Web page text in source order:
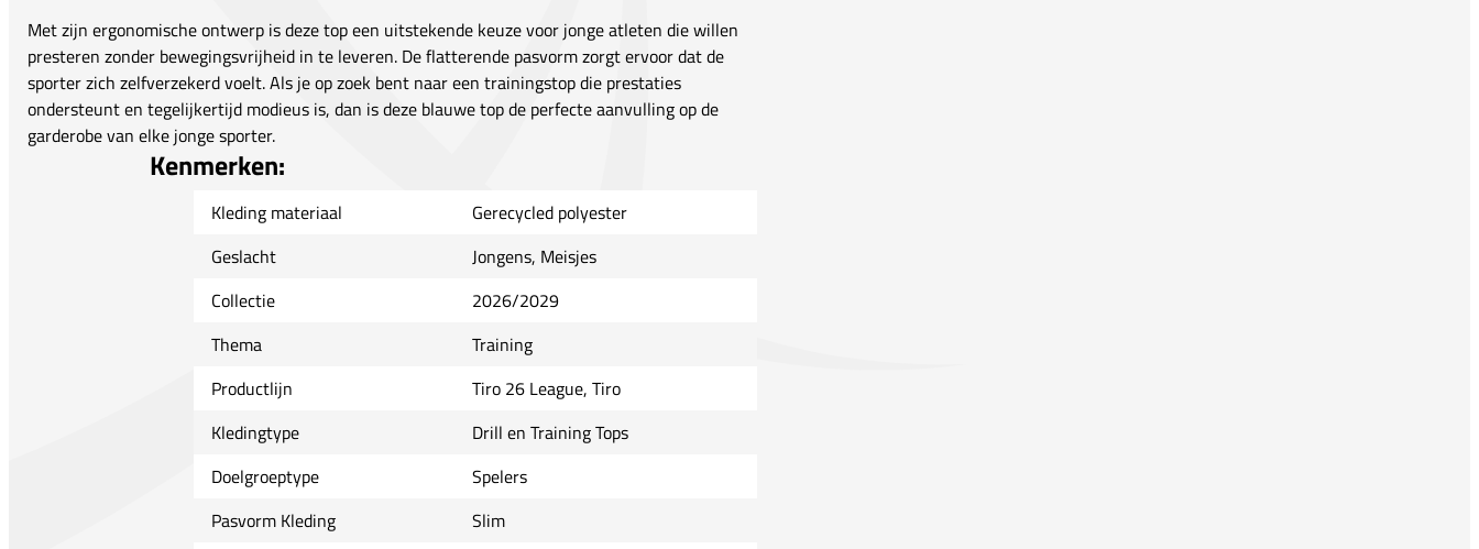
Met zijn ergonomische ontwerp is deze top een uitstekende keuze voor jonge atleten die willen
presteren zonder bewegingsvrijheid in te leveren. De flatterende pasvorm zorgt ervoor dat de
sporter zich zelfverzekerd voelt. Als je op zoek bent naar een trainingstop die prestaties
ondersteunt en tegelijkertijd modieus is, dan is deze blauwe top de perfecte aanvulling op de
garderobe van elke jonge sporter.
Kenmerken:
Kleding materiaal
Gerecycled polyester
Geslacht
Jongens, Meisjes
Collectie
2026/2029
Thema
Training
Productlijn
Tiro 26 League, Tiro
Kledingtype
Drill en Training Tops
Doelgroeptype
Spelers
Pasvorm Kleding
Slim